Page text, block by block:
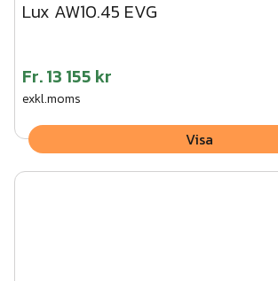
Lux AW10.45 EVG
Fr.13 155 kr
exkl.moms
Visa